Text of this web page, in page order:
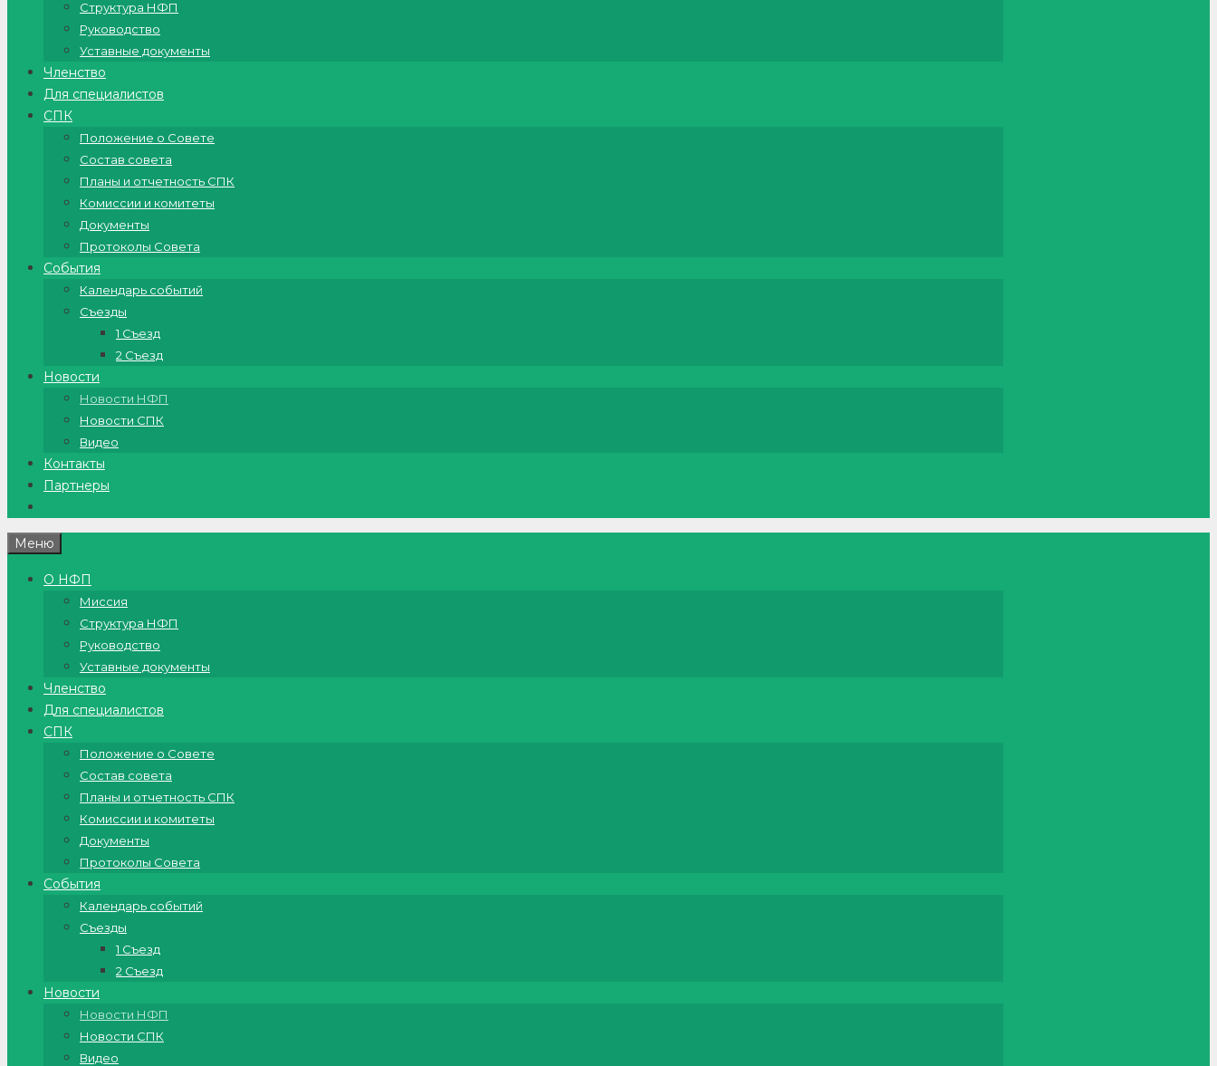
Структура НФП
Руководство
Уставные документы
Членство
Для специалистов
СПК
Положение о Совете
Состав совета
Планы и отчетность СПК
Комиссии и комитеты
Документы
Протоколы Совета
События
Календарь событий
Съезды
1 Съезд
2 Съезд
Новости
Новости НФП
Новости СПК
Видео
Контакты
Партнеры
Меню
О НФП
Миссия
Структура НФП
Руководство
Уставные документы
Членство
Для специалистов
СПК
Положение о Совете
Состав совета
Планы и отчетность СПК
Комиссии и комитеты
Документы
Протоколы Совета
События
Календарь событий
Съезды
1 Съезд
2 Съезд
Новости
Новости НФП
Новости СПК
Видео